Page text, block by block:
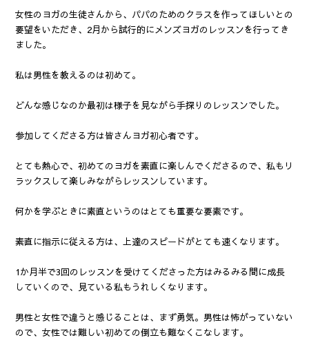
女性のヨガの生徒さんから、パパのためのクラスを作ってほしいとの
要望をいただき、2月から試行的にメンズヨガのレッスンを行ってき
ました。
私は男性を教えるのは初めて。
どんな感じなのか最初は様子を見ながら手探りのレッスンでした。
参加してくださる方は皆さんヨガ初心者です。
とても熱心で、初めてのヨガを素直に楽しんでくださるので、私もリ
ラックスして楽しみながらレッスンしています。
何かを学ぶときに素直というのはとても重要な要素です。
素直に指示に従える方は、上達のスピードがとても速くなります。
1か月半で3回のレッスンを受けてくださった方はみるみる間に成長
していくので、見ている私もうれしくなります。
男性と女性で違うと感じることは、まず勇気。男性は怖がっていない
ので、女性では難しい初めての倒立も難なくこなします。